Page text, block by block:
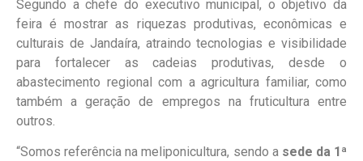
Segundo a chefe do executivo municipal, o objetivo da
feira é mostrar as riquezas produtivas, econômicas e
culturais de Jandaíra, atraindo tecnologias e visibilidade
para fortalecer as cadeias produtivas, desde o
abastecimento regional com a agricultura familiar, como
também a geração de empregos na fruticultura entre
outros.
“Somos referência na meliponicultura, sendo a sede da 1ª